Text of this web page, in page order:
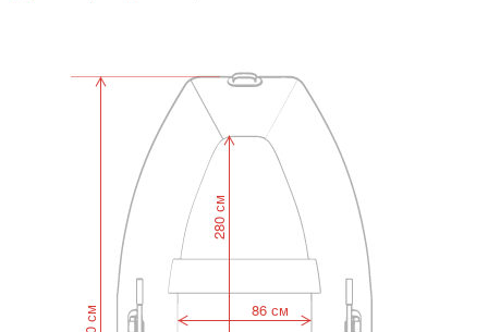
86 см
280 см